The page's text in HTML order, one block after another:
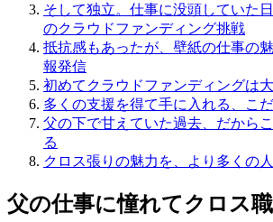
そして独立。仕事に没頭していた
のクラウドファンディング挑戦
抵抗感もあったが、壁紙の仕事の
報発信
初めてクラウドファンディングは
多くの支援を得て手に入れる、こ
父の下で甘えていた過去、だから
る
クロス張りの魅力を、より多くの
父の仕事に憧れてクロス